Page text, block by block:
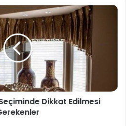
esi
Dikkat Edilmesi